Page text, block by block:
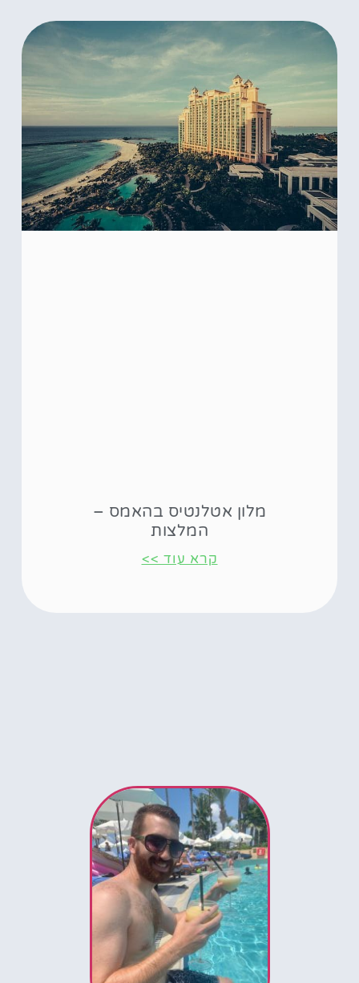
מלון אטלנטיס בהאמס –
המלצות
קרא עוד >>